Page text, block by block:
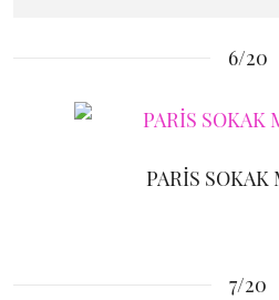
6/20
PARİS SOKAK
7/20